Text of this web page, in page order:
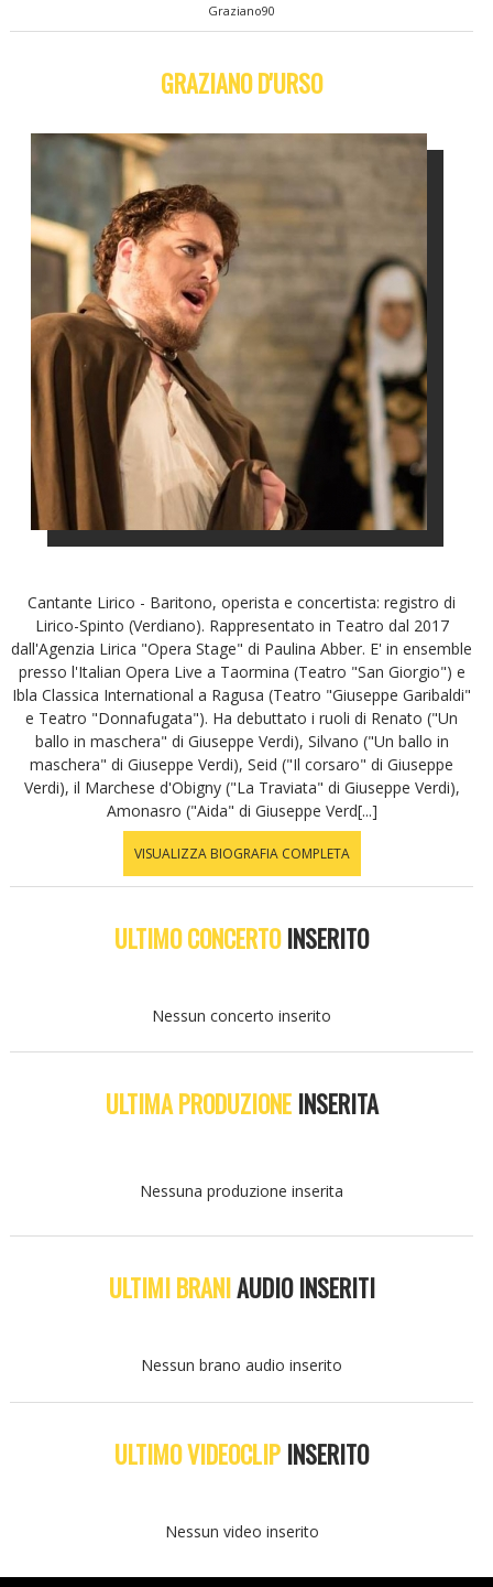
Graziano90
GRAZIANO D'URSO
Cantante Lirico - Baritono, operista e concertista: registro di
Lirico-Spinto (Verdiano). Rappresentato in Teatro dal 2017
dall'Agenzia Lirica "Opera Stage" di Paulina Abber. E' in ensemble
presso l'Italian Opera Live a Taormina (Teatro "San Giorgio") e
Ibla Classica International a Ragusa (Teatro "Giuseppe Garibaldi"
e Teatro "Donnafugata"). Ha debuttato i ruoli di Renato ("Un
ballo in maschera" di Giuseppe Verdi), Silvano ("Un ballo in
maschera" di Giuseppe Verdi), Seid ("Il corsaro" di Giuseppe
Verdi), il Marchese d'Obigny ("La Traviata" di Giuseppe Verdi),
Amonasro ("Aida" di Giuseppe Verd[...]
VISUALIZZA BIOGRAFIA COMPLETA
ULTIMO CONCERTOINSERITO
Nessun concerto inserito
ULTIMA PRODUZIONE INSERITA
Nessuna produzione inserita
ULTIMI BRANIAUDIO INSERITI
Nessun brano audio inserito
ULTIMO VIDEOCLIP INSERITO
Nessun video inserito